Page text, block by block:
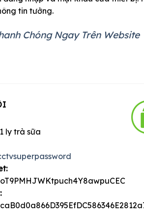
tin tưởng.
Chóng Ngay Trên Website
ly trà sữa